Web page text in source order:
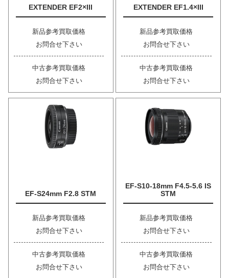
EXTENDER EF2×III
新品参考買取価格
お問合せ下さい
中古参考買取価格
お問合せ下さい
EXTENDER EF1.4×III
新品参考買取価格
お問合せ下さい
中古参考買取価格
お問合せ下さい
EF-S24mm F2.8 STM
新品参考買取価格
お問合せ下さい
中古参考買取価格
お問合せ下さい
EF-S10-18mm F4.5-5.6 IS
STM
新品参考買取価格
お問合せ下さい
中古参考買取価格
お問合せ下さい